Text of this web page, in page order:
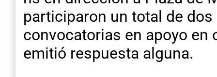
participaron un total de
convocatorias en apoyo en
emitió respuesta alguna.